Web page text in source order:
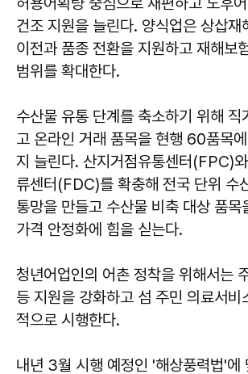
건조 지원을 늘린다. 양식업은 상삽재
이전과 품종 전환을 지원하고 재해보
범위를 확대한다.
수산물 유통 단계를 축소하기 위해 직
고 온라인 거래 품목을 현행 60품목
지 늘린다. 산지거점유통센터(FPC)
류센터(FDC)를 확충해 전국 단위 수
통망을 만들고 수산물 비축 대상 품목
가격 안정화에 힘을 싣는다.
청년어업인의 어촌 정착을 위해서는
등 지원을 강화하고 섬 주민 의료서비
적으로 시행한다.
내년 3월 시행 예정인 '해상풍력법'에